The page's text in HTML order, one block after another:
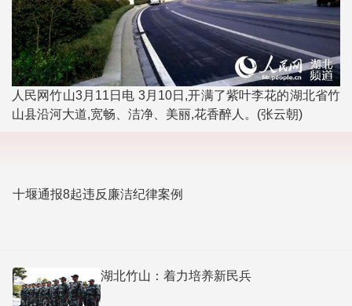
人民网竹山3月11日电 3月10日,开满了紫叶李花的湖北省竹
山县沿河大道,宽畅、洁净、美丽,花香醉人。(张云朝)
十堰通报8起违反廉洁纪律案例
湖北竹山：着力培养新民兵